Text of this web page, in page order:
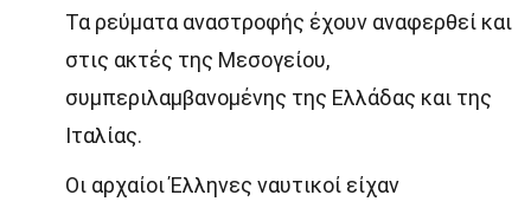
Τα ρεύματα αναστροφής έχουν αναφερθεί και
στις ακτές της Μεσογείου,
συμπεριλαμβανομένης της Ελλάδας και της
Ιταλίας.
Οι αρχαίοι Έλληνες ναυτικοί είχαν